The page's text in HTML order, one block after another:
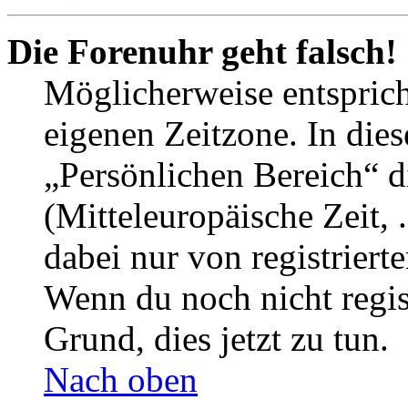
Die Forenuhr geht falsch!
Möglicherweise
eigenen Zeitzone. In
„Persönlichen Bereich“
(Mitteleuropäische Zeit,
dabei nur von
Wenn du noch nicht
Grund, dies jetzt zu tun.
Nach oben